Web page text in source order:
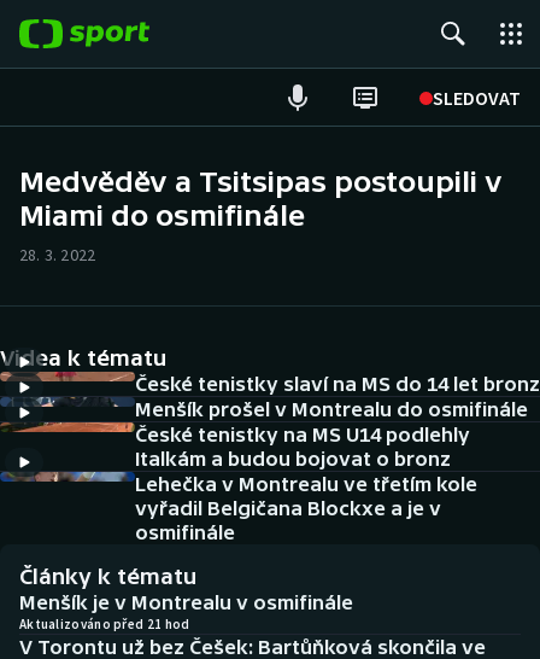
SLEDOVAT
Hokej
Cyklistika
DALŠÍ SPORTY
Americký fotbal
Basketbal
NEPŘEHLÉDNĚTE
Historické návraty
Medvěděv a Tsitsipas postoupili v
Miami do osmifinále
28. 3. 2022
Videa k tématu
České tenistky slaví na MS do 14 let bronz
Menšík prošel v Montrealu do osmifinále
České tenistky na MS U14 podlehly
Italkám a budou bojovat o bronz
Lehečka v Montrealu ve třetím kole
vyřadil Belgičana Blockxe a je v
osmifinále
Články k tématu
Menšík je v Montrealu v osmifinále
Aktualizováno před 21 hod
V Torontu už bez Češek: Bartůňková skončila ve